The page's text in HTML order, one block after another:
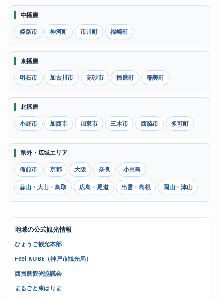
中播磨
姫路市
神河町 市川町 福崎町
東播磨
明石市
加古川市 高砂市 播磨町 稲美町
北播磨
小野市
加西市 加東市 三木市 西脇市 多可町
県外・広域エリア
備前市
京都 大阪 奈良 小豆島
蒜山・大山・鳥取 広島・尾道 出雲・島根 岡山・津山
地域の公式観光情報
ひょうご観光本部
Feel KOBE（神戸市観光局）
西播磨観光協議会
まるごと東はりま